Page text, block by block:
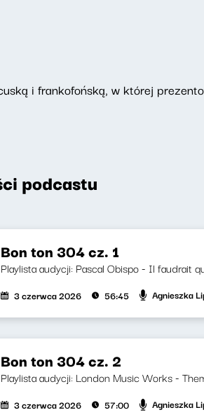
i frankofońską, w której
podcastu
Bon ton 304 cz. 1
Playlista audycji: Pascal Obispo - Il faudrait
3 czerwca 2026 56:45 Agnieszka
Bon ton 304 cz. 2
Playlista audycji: London Music Works -
3 czerwca 2026 57:00 Agnieszka